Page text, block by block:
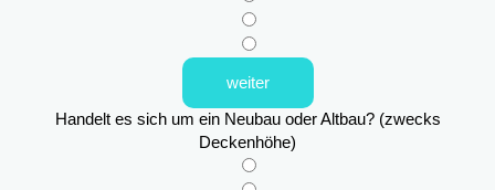
weiter
Handelt es sich um ein Neubau oder Altbau? (zwecks
Deckenhöhe)